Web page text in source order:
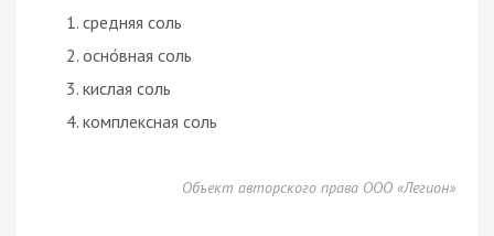
средняя соль
осно́вная соль
кислая соль
комплексная соль
Объект авторского права ООО «Легион»